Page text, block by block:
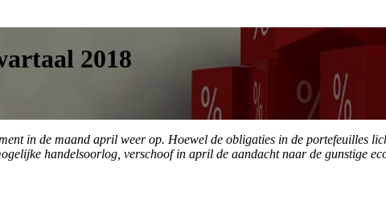
2018
in de maand april weer op. Hoewel de obligaties in de portefeuilles
handelsoorlog, verschoof in april de aandacht naar de gunstige